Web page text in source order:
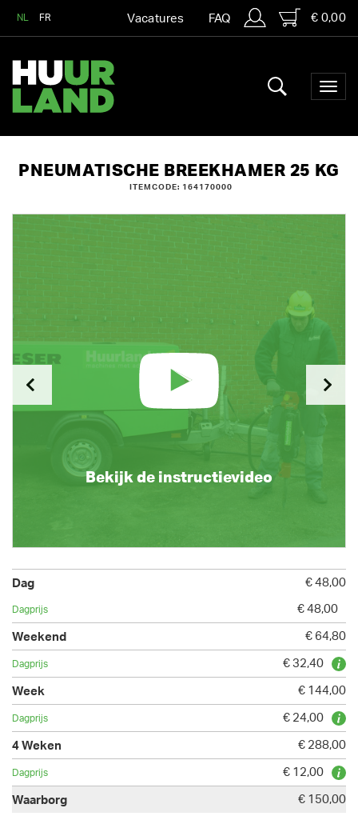
NL FR Vacatures FAQ € 0,00
PNEUMATISCHE BREEKHAMER 25 KG
ITEMCODE: 164170000
Bekijk de instructievideo
€ 48,00
€ 48,00
€ 64,80
€ 32,40
€ 144,00
€ 24,00
€ 288,00
€ 12,00
€ 150,00